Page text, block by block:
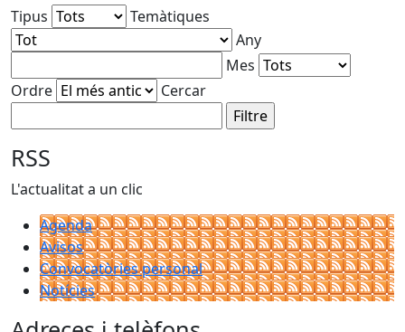
Tipus
Temàtiques
Any
Mes
Ordre
Cercar
RSS
L'actualitat a un clic
Agenda
Avisos
Convocatòries personal
Notícies